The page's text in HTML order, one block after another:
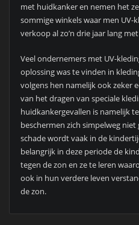
met huidkanker en nemen het
sommige winkels waar men
verkoop al zo’n drie jaar lang
Veel ondernemers met UV-
oplossing was te vinden in
volgens hen namelijk ook zeker
van het dragen van speciale
huidkankergevallen is namelijk
beschermen zich simpelweg niet
schade wordt vaak in de
belangrijk in deze periode de
tegen de zon en ze te leren
ook in hun verdere leven
de zon.